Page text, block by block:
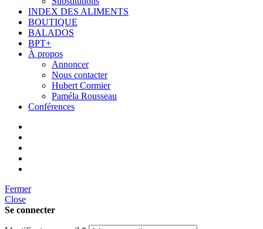
INDEX DES ALIMENTS
BOUTIQUE
BALADOS
BPT+
À propos
Annoncer
Nous contacter
Hubert Cormier
Paméla Rousseau
Conférences
Fermer
Close
Se connecter